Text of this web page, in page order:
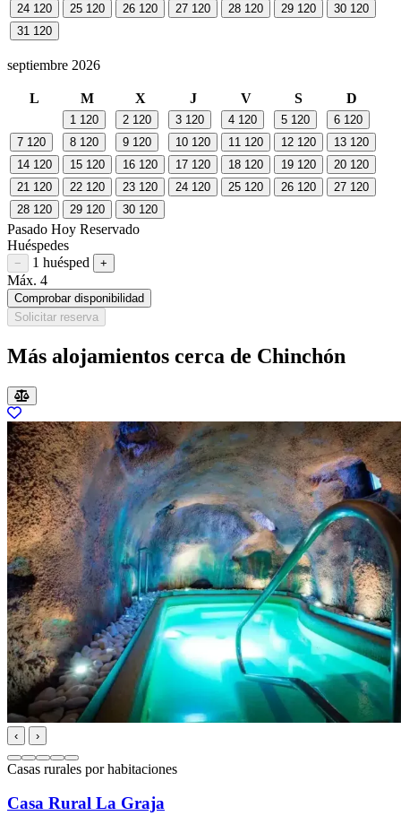
24 120 25 120 26 120 27 120 28 120 29 120 30 120
31 120
septiembre 2026
L M X J V S D
1 120 2 120 3 120 4 120 5 120 6 120
7 120 8 120 9 120 10 120 11 120 12 120 13 120
14 120 15 120 16 120 17 120 18 120 19 120 20 120
21 120 22 120 23 120 24 120 25 120 26 120 27 120
28 120 29 120 30 120
Pasado Hoy Reservado
Huéspedes
Restar huésped
− 1 huésped Sumar huésped
+
Máx. 4
Comprobar disponibilidad
Solicitar reserva
Más alojamientos cerca de Chinchón
‹ ›
Casas rurales por habitaciones
Casa Rural La Graja